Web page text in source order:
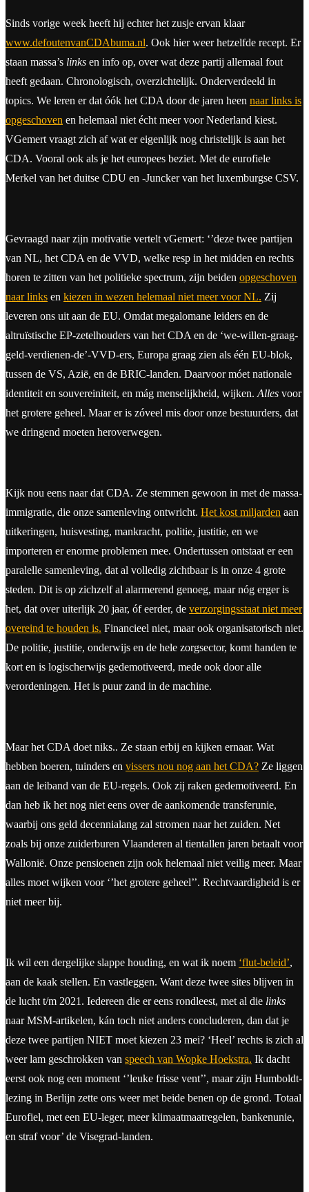
Sinds vorige week heeft hij echter het zusje ervan klaar
www.defoutenvanCDAbuma.nl. Ook hier weer hetzelfde recept. Er
staan massa’s links en info op, over wat deze partij allemaal fout
heeft gedaan. Chronologisch, overzichtelijk. Onderverdeeld in
topics. We leren er dat óók het CDA door de jaren heen naar links is
opgeschoven en helemaal niet écht meer voor Nederland kiest.
VGemert vraagt zich af wat er eigenlijk nog christelijk is aan het
CDA. Vooral ook als je het europees beziet. Met de eurofiele
Merkel van het duitse CDU en -Juncker van het luxemburgse CSV.
Gevraagd naar zijn motivatie vertelt vGemert: ‘’deze twee partijen
van NL, het CDA en de VVD, welke resp in het midden en rechts
horen te zitten van het politieke spectrum, zijn beiden opgeschoven
naar links en kiezen in wezen helemaal niet meer voor NL. Zij
leveren ons uit aan de EU. Omdat megalomane leiders en de
altruïstische EP-zetelhouders van het CDA en de ‘we-willen-graag-
geld-verdienen-de’-VVD-ers, Europa graag zien als één EU-blok,
tussen de VS, Azië, en de BRIC-landen. Daarvoor móet nationale
identiteit en souvereiniteit, en mág menselijkheid, wijken. Alles voor
het grotere geheel. Maar er is zóveel mis door onze bestuurders, dat
we dringend moeten heroverwegen.
Kijk nou eens naar dat CDA. Ze stemmen gewoon in met de massa-
immigratie, die onze samenleving ontwricht. Het kost miljarden aan
uitkeringen, huisvesting, mankracht, politie, justitie, en we
importeren er enorme problemen mee. Ondertussen ontstaat er een
paralelle samenleving, dat al volledig zichtbaar is in onze 4 grote
steden. Dit is op zichzelf al alarmerend genoeg, maar nóg erger is
het, dat over uiterlijk 20 jaar, óf eerder, de verzorgingsstaat niet meer
overeind te houden is. Financieel niet, maar ook organisatorisch niet.
De politie, justitie, onderwijs en de hele zorgsector, komt handen te
kort en is logischerwijs gedemotiveerd, mede ook door alle
verordeningen. Het is puur zand in de machine.
Maar het CDA doet niks.. Ze staan erbij en kijken ernaar. Wat
hebben boeren, tuinders en vissers nou nog aan het CDA? Ze liggen
aan de leiband van de EU-regels. Ook zij raken gedemotiveerd. En
dan heb ik het nog niet eens over de aankomende transferunie,
waarbij ons geld decennialang zal stromen naar het zuiden. Net
zoals bij onze zuiderburen Vlaanderen al tientallen jaren betaalt voor
Wallonië. Onze pensioenen zijn ook helemaal niet veilig meer. Maar
alles moet wijken voor ‘’het grotere geheel’’. Rechtvaardigheid is er
niet meer bij.
Ik wil een dergelijke slappe houding, en wat ik noem ‘flut-beleid’,
aan de kaak stellen. En vastleggen. Want deze twee sites blijven in
de lucht t/m 2021. Iedereen die er eens rondleest, met al die links
naar MSM-artikelen, kán toch niet anders concluderen, dan dat je
deze twee partijen NIET moet kiezen 23 mei? ‘Heel’ rechts is zich al
weer lam geschrokken van speech van Wopke Hoekstra. Ik dacht
eerst ook nog een moment ‘’leuke frisse vent’’, maar zijn Humboldt-
lezing in Berlijn zette ons weer met beide benen op de grond. Totaal
Eurofiel, met een EU-leger, meer klimaatmaatregelen, bankenunie,
en straf voor’ de Visegrad-landen.